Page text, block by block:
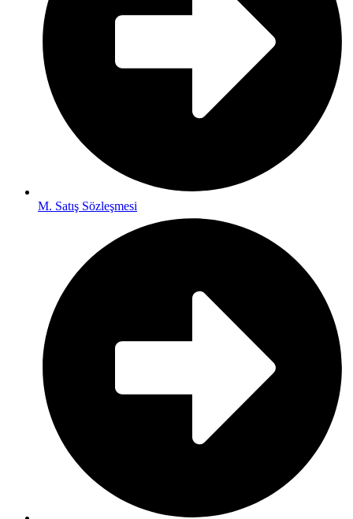
M. Satış Sözleşmesi